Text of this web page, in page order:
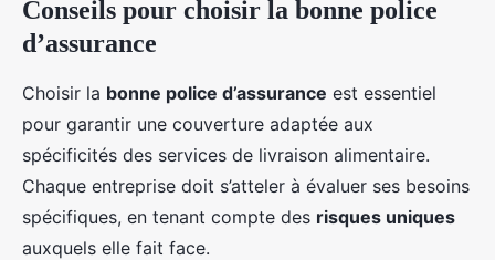
Conseils pour choisir la bonne police
d’assurance
Choisir la bonne police d’assurance est essentiel
pour garantir une couverture adaptée aux
spécificités des services de livraison alimentaire.
Chaque entreprise doit s’atteler à évaluer ses besoins
spécifiques, en tenant compte des risques uniques
auxquels elle fait face.